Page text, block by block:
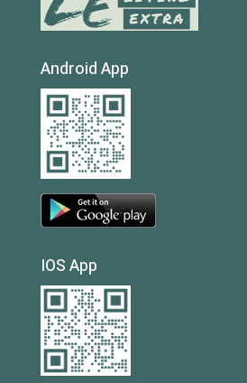
Android App
IOS App